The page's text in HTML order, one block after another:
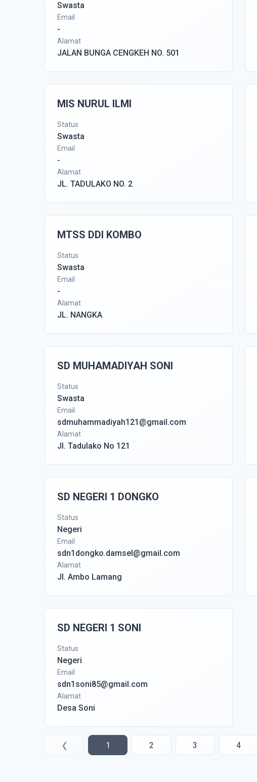
Swasta
Email
-
Alamat
JALAN BUNGA CENGKEH NO. 501
MIS NURUL ILMI
Status
Swasta
Email
-
Alamat
JL. TADULAKO NO. 2
MTSS DDI KOMBO
Status
Swasta
Email
-
Alamat
JL. NANGKA
SD MUHAMADIYAH SONI
Status
Swasta
Email
sdmuhammadiyah121@gmail.com
Alamat
Jl. Tadulako No 121
SD NEGERI 1 DONGKO
Status
Negeri
Email
sdn1dongko.damsel@gmail.com
Alamat
Jl. Ambo Lamang
SD NEGERI 1 SONI
Status
Negeri
Email
sdn1soni85@gmail.com
Alamat
Desa Soni
❮ 1 2 3 4